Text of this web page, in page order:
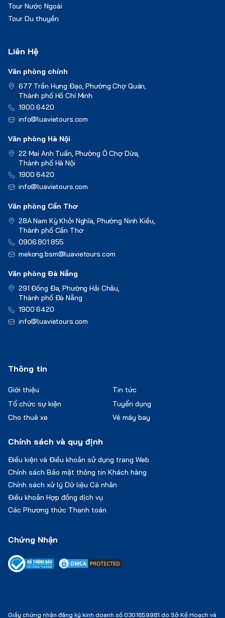
Tour Nước Ngoài
Tour Du thuyền
Chứng Nhận
Giấy chứng nhận đăng ký kinh doanh số 0301659981 do Sở Kế Hoạch và
Liên Hệ
Văn phòng chính
677 Trần Hưng Đạo, Phường Chợ Quán,
Thành phố Hồ Chí Minh
1900 6420
info@luavietours.com
Văn phòng Hà Nội
22 Mai Anh Tuấn, Phường Ô Chợ Dừa,
Thành phố Hà Nội
1900 6420
info@luavietours.com
Văn phòng Cần Thơ
28A Nam Kỳ Khởi Nghĩa, Phường Ninh Kiều,
Thành phố Cần Thơ
0906.801.855
mekong.bsm@luavietours.com
Văn phòng Đà Nẵng
291 Đống Đa, Phường Hải Châu,
Thành phố Đà Nẵng
1900 6420
info@luavietours.com
Thông tin
Giới thiệu
Tổ chức sự kiện
Cho thuê xe
Vé máy bay
Tin tức
Tuyển dụng
Chính sách và quy định
Điều kiện và Điều khoản sử dụng trang Web
Chính sách Bảo mật thông tin Khách hàng
Chính sách xử lý Dữ liệu Cá nhân
Điều khoản Hợp đồng dịch vụ
Các Phương thức Thanh toán